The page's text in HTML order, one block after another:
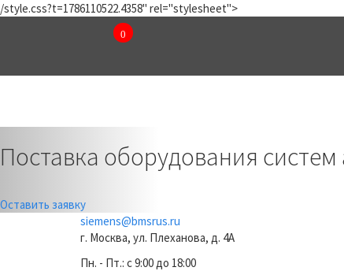
/style.css?t=1786110522.4358" rel="stylesheet">
0
Поставка оборудования
Оставить заявку
siemens@bmsrus.ru
г. Москва, ул. Плеханова, д. 4А
Пн. - Пт.: c 9:00 до 18:00